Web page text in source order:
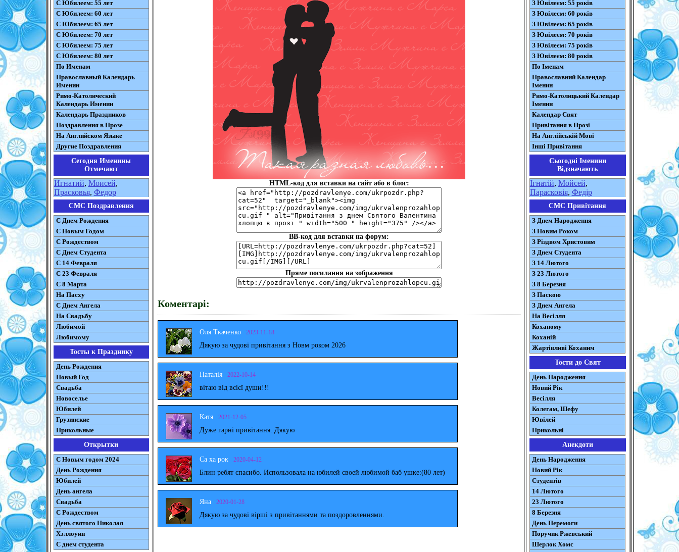
С Юбилеем: 55 лет
С Юбилеем: 60 лет
С Юбилеем: 65 лет
С Юбилеем: 70 лет
С Юбилеем: 75 лет
С Юбилеем: 80 лет
По Именам
Православный Календарь
Именин
Римо-Католический
Календарь Именин
Календарь Праздников
Поздравления в Прозе
На Английском Языке
Другие Поздравления
Сегодня Именины
Отмечают
Игнатий, Моисей,
Прасковья, Федор
СМС Поздравления
С Днем Рождения
С Новым Годом
С Рождеством
C Днем Студента
С 14 Февраля
С 23 Февраля
С 8 Марта
На Пасху
C Днем Ангела
На Свадьбу
Любимой
Любимому
Тосты к Празднику
День Рождения
Новый Год
Свадьба
Новоселье
Юбилей
Грузинские
Прикольные
Открытки
С Новым годом 2024
День Рождения
Юбилей
День ангела
Свадьба
С Рождеством
День святого Николая
Хэллоуин
С днем студента
HTML-код для вставки на сайт або в блог:
BB-код для вставки на форум:
Пряме посилання на зображення
Коментарі:
Оля Ткаченко 2023-11-18
Дякую за чудові привітання з Новм роком 2026
Наталія 2022-10-14
вітаю від всієї души!!!
Катя 2021-12-05
Дуже гарні привітання. Дякую
Са ха рок 2020-04-12
Блин ребят спасибо. Использовала на юбилей своей любимой баб ушке:(80 лет)
Яна 2020-01-28
Дякую за чудові вірші з привітаннями та поздоровленнями.
З Ювілеєм: 55 років
З Ювілеєм: 60 років
З Ювілеєм: 65 років
З Ювілеєм: 70 років
З Ювілеєм: 75 років
З Ювілеєм: 80 років
По Іменам
Православний Календар
Іменин
Римо-Католицький Календар
Іменин
Календар Свят
Привітання в Прозі
На Англійській Мові
Інші Привітання
Сьогодні Іменини
Відзначають
Ігнатій, Мойсей,
Парасковія, Федір
СМС Привітання
З Днем Народження
З Новим Роком
З Різдвом Христовим
З Днем Студента
З 14 Лютого
З 23 Лютого
З 8 Березня
З Паскою
З Днем Ангела
На Весілля
Коханому
Коханій
Жартівливі Коханим
Тости до Свят
День Народження
Новий Рік
Весілля
Колегам, Шефу
Ювілей
Прикольні
Анекдоти
День Народження
Новий Рік
Студентів
14 Лютого
23 Лютого
8 Березня
День Перемоги
Поручик Ржевський
Шерлок Хомс